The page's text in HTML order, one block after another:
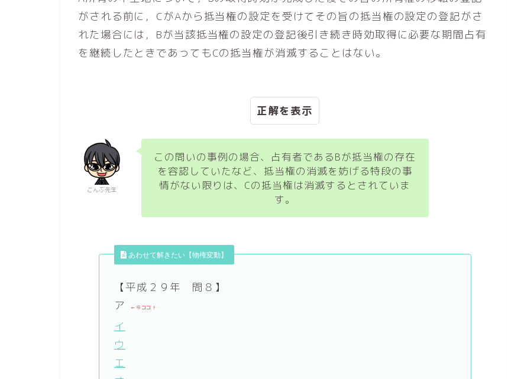
がされる前に，CがAから抵当権の設定を受けてその旨の抵当権の設定の登記がさ
れた場合には，Bが当該抵当権の設定の登記後引き続き時効取得に必要な期間占有
を継続したときであってもCの抵当権が消滅することはない。
正解
こんぶ先生
この問いの事例の場合、占有者であるBが抵当権の存在
を容認していたなど、抵当権の消滅を妨げる特段の事
情がない限りは、Cの抵当権は消滅するとされていま
す。
あわせて解きたい【物権変動】
【平成２９年 問８】
ア
←今ココ！
イ
ウ
エ